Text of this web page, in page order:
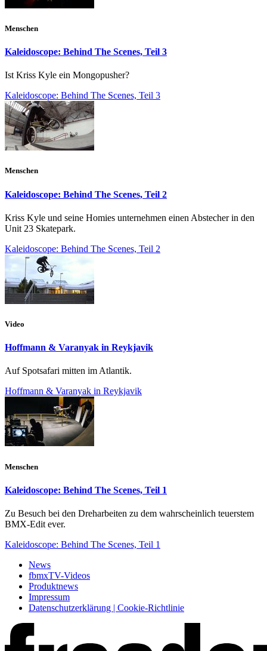
Menschen
Kaleidoscope: Behind The Scenes, Teil 3
Ist Kriss Kyle ein Mongopusher?
Kaleidoscope: Behind The Scenes, Teil 3
Menschen
Kaleidoscope: Behind The Scenes, Teil 2
Kriss Kyle und seine Homies unternehmen einen Abstecher in den
Unit 23 Skatepark.
Kaleidoscope: Behind The Scenes, Teil 2
Video
Hoffmann & Varanyak in Reykjavik
Auf Spotsafari mitten im Atlantik.
Hoffmann & Varanyak in Reykjavik
Menschen
Kaleidoscope: Behind The Scenes, Teil 1
Zu Besuch bei den Dreharbeiten zu dem wahrscheinlich teuerstem
BMX-Edit ever.
Kaleidoscope: Behind The Scenes, Teil 1
News
fbmxTV-Videos
Produktnews
Impressum
Datenschutzerklärung | Cookie-Richtlinie